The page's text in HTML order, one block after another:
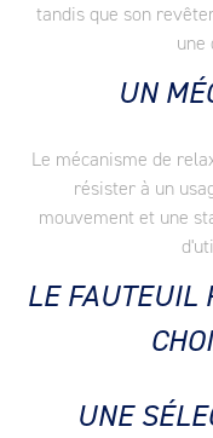
tandis que son
une
UN
Le mécanisme de
résister à un
mouvement et une
LE FAUTEUIL
UNE